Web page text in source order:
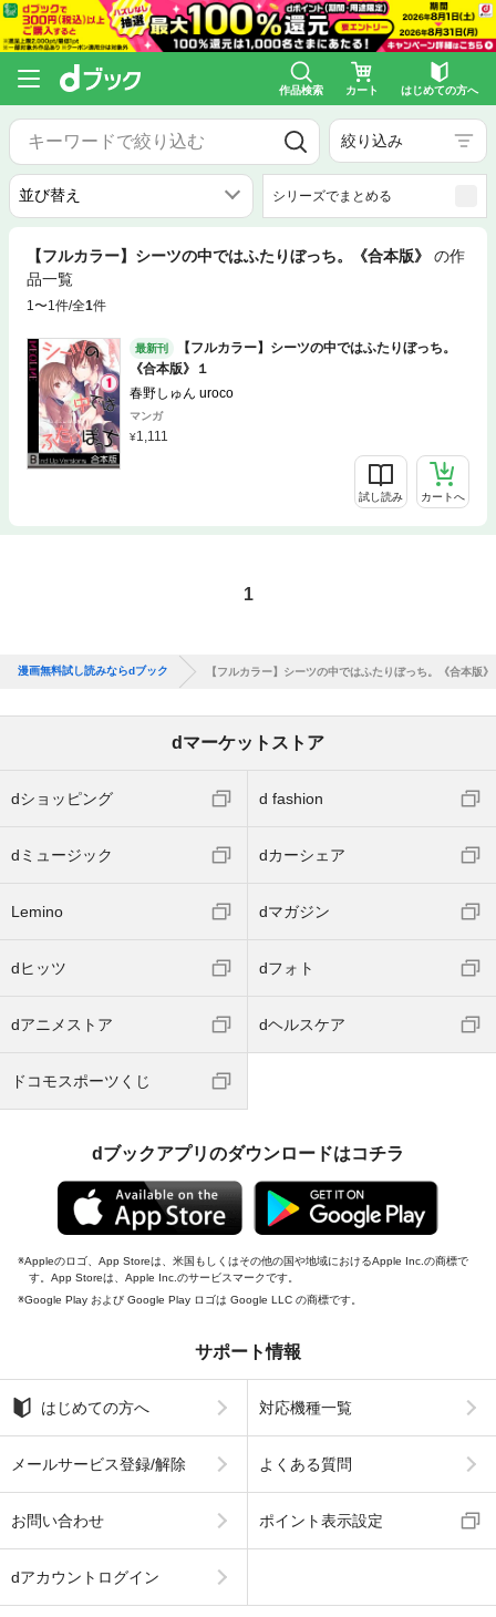
作品検索 カート はじめての方へ
絞り込み
シリーズでまとめる
【フルカラー】シーツの中ではふたりぼっち。《合本版》
の作
品一覧
1〜1件/全1件
最新刊
【フルカラー】シーツの中ではふたりぼっち。
《合本版》１
春野しゅん uroco
マンガ
1,111
試し読み カートへ
1
漫画無料試し読みならdブック 【フルカラー】シーツの中ではふたりぼっち。《合本版》
dマーケットストア
dショッピング d fashion
dミュージック dカーシェア
Lemino dマガジン
dヒッツ dフォト
dアニメストア dヘルスケア
ドコモスポーツくじ
dブックアプリのダウンロードはコチラ
Appleのロゴ、App Storeは、米国もしくはその他の国や地域におけるApple Inc.の商標で
す。App Storeは、Apple Inc.のサービスマークです。
Google Play および Google Play ロゴは Google LLC の商標です。
サポート情報
はじめての方へ 対応機種一覧
メールサービス登録/解除 よくある質問
お問い合わせ ポイント表示設定
dアカウントログイン